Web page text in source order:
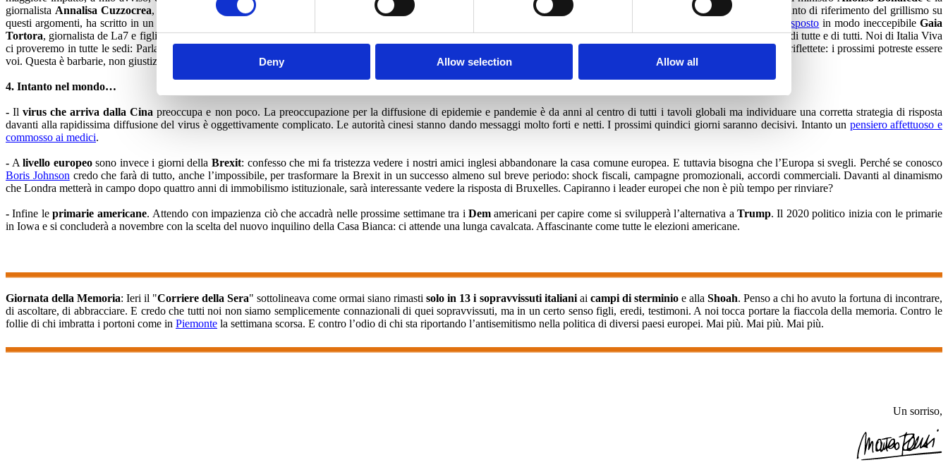
Deny Allow selection Allow all
giornalista Annalisa Cuzzocrea, si è aperto un dibattito sugli innocenti che finiscono in carcere. Io stesso sono intervenuto con
. Ma quando Marco Travaglio, punto di riferimento del grillismo su
questi argomenti, ha scritto in un suo editoriale: “Non c’è niente di scandaloso se un “presunto innocente” finisce in carcere” credo che si sia toccato il punto più basso. Ha
risposto in modo ineccepibileGaia
Tortora, giornalista de La7 e figlia del grande Enzo Tortora. Ma ciò che serve al Paese è una mobilitazione di coscienze per fare della battaglia garantista una battaglia culturale di tutte e di tutti. Noi di Italia Viva
ci proveremo in tutte le sedi: Parlamento, Assemblea Nazionale, iniziative sul territorio. Se i media vi abituano a non considerare uno scandalo la carcerazione di un innocente, riflettete: i prossimi potreste essere
voi. Questa è barbarie, non giustizia.
4. Intanto nel mondo…
- Ilvirus che arriva dalla Cina preoccupa e non poco. La preoccupazione per la diffusione di epidemie e pandemie è da anni al centro di tutti i tavoli globali ma individuare una corretta strategia di risposta
davanti alla rapidissima diffusione del virus è oggettivamente complicato. Le autorità cinesi stanno dando messaggi molto forti e netti. I prossimi quindici giorni saranno decisivi. Intanto un pensiero affettuoso e
commosso ai medici.
- Alivello europeosono invece i giorni dellaBrexit: confesso che mi fa tristezza vedere i nostri amici inglesi abbandonare la casa comune europea. E tuttavia bisogna che l’Europa si svegli. Perché se conosco
Boris Johnson credo che farà di tutto, anche l’impossibile, per trasformare la Brexit in un successo almeno sul breve periodo: shock fiscali, campagne promozionali, accordi commerciali. Davanti al dinamismo
che Londra metterà in campo dopo quattro anni di immobilismo istituzionale, sarà interessante vedere la risposta di Bruxelles. Capiranno i leader europei che non è più tempo per rinviare?
- Infine leprimarie americane. Attendo con impazienza ciò che accadrà nelle prossime settimane tra i Dem americani per capire come si svilupperà l’alternativa a Trump. Il 2020 politico inizia con le primarie
in Iowa e si concluderà a novembre con la scelta del nuovo inquilino della Casa Bianca: ci attende una lunga cavalcata. Affascinante come tutte le elezioni americane.
Giornata della Memoria: Ieri il "Corriere della Sera" sottolineava come ormai siano rimastisolo in 13 i sopravvissuti italianiai campi di sterminioe alla Shoah. Penso a chi ho avuto la fortuna di incontrare,
di ascoltare, di abbracciare. E credo che tutti noi non siamo semplicemente connazionali di quei sopravvissuti, ma in un certo senso figli, eredi, testimoni. A noi tocca portare la fiaccola della memoria. Contro le
follie di chi imbratta i portoni come in Piemonte la settimana scorsa. E contro l’odio di chi sta riportando l’antisemitismo nella politica di diversi paesi europei. Mai più. Mai più. Mai più.
Un sorriso,